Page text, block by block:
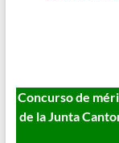
Concurso de
de la Junta